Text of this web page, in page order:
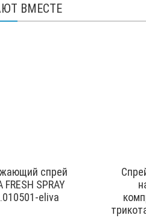
ВМЕСТЕ
спрей
FRESH SPRAY
eliva